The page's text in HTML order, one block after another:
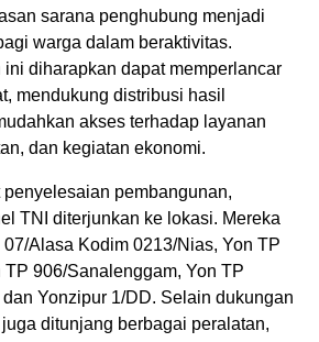
sarana penghubung menjadi
warga dalam beraktivitas.
ini diharapkan dapat memperlancar
mendukung distribusi hasil
akses terhadap layanan
dan kegiatan ekonomi.
pembangunan,
TNI diterjunkan ke lokasi. Mereka
Alasa Kodim 0213/Nias, Yon TP
906/Sanalenggam, Yon TP
Yonzipur 1/DD. Selain dukungan
ditunjang berbagai peralatan,